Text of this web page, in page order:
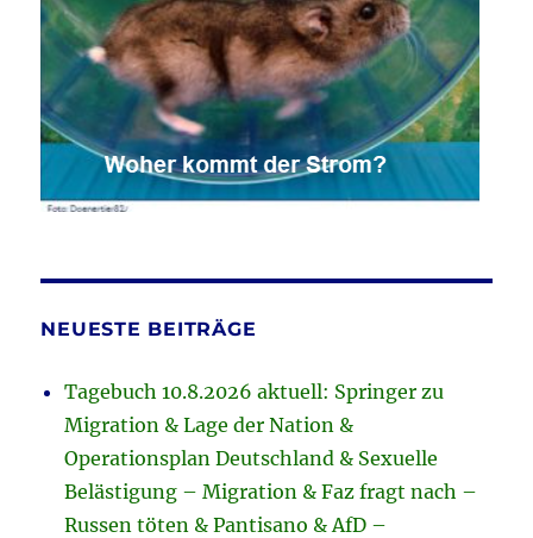
NEUESTE BEITRÄGE
Tagebuch 10.8.2026 aktuell: Springer zu
Migration & Lage der Nation &
Operationsplan Deutschland & Sexuelle
Belästigung – Migration & Faz fragt nach –
Russen töten & Pantisano & AfD –